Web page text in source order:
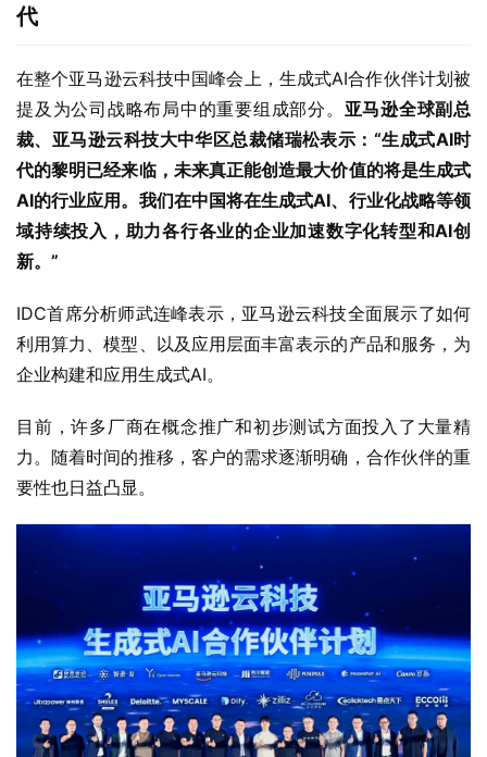
代
在整个亚马逊云科技中国峰会上，生成式AI合作伙伴计划被
提及为公司战略布局中的重要组成部分。 亚马逊全球副总
裁、 亚马逊云科技大中华区总裁储瑞松表示： “生成式AI时
代的黎明已经来临，未来真正能创造最大价值的将是生成式
AI的行业应用。我们在中国将在生成式AI、行业化战略等领
域持续投入，助力各行各业的企业加速数字化转型和AI创
新。 ”
IDC首席分析师武连峰表示，亚马逊云科技全面展示了如何
利用算力、模型、以及应用层面丰富表示的产品和服务，为
企业构建和应用生成式AI。
目前，许多厂商在概念推广和初步测试方面投入了大量精
力。随着时间的推移，客户的需求逐渐明确，合作伙伴的重
要性也日益凸显。